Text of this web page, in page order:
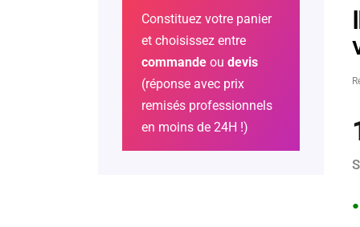
●
Constituez votre panier
et choisissez entre
commande ou devis
(réponse avec prix
remisés professionnels
en moins de 24H !)